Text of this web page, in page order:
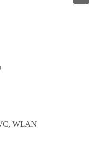
WLAN